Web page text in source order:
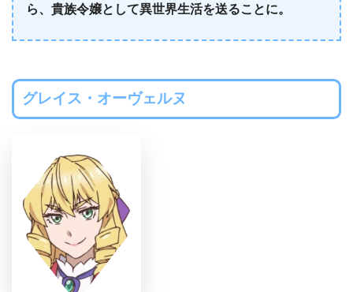
ら、貴族令嬢として異世界生活を送ることに。
グレイス・オーヴェルヌ